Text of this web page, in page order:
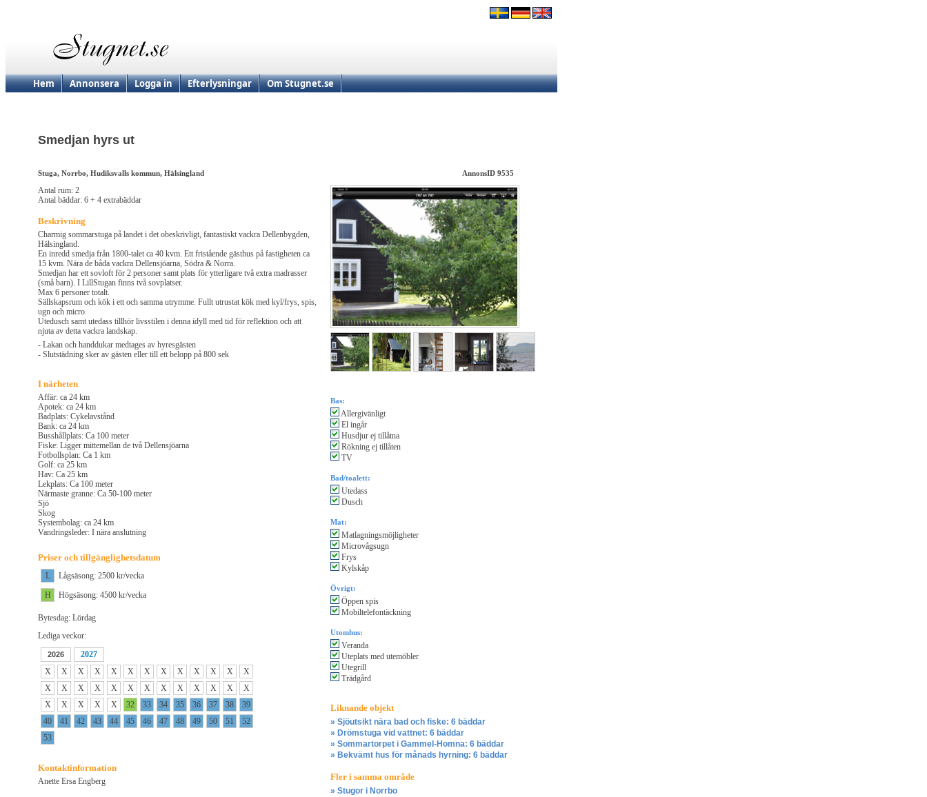
Hem Annonsera Logga in Efterlysningar Om Stugnet.se
Smedjan hyrs ut
Stuga, Norrbo, Hudiksvalls kommun, Hälsingland AnnonsID 9535
Antal rum: 2
Antal bäddar: 6 + 4 extrabäddar
Beskrivning
Charmig sommarstuga på landet i det obeskrivligt, fantastiskt vackra Dellenbygden,
Hälsingland.
En inredd smedja från 1800-talet ca 40 kvm. Ett fristående gästhus på fastigheten ca
15 kvm. Nära de båda vackra Dellensjöarna, Södra & Norra.
Smedjan har ett sovloft för 2 personer samt plats för ytterligare två extra madrasser
(små barn). I LillStugan finns två sovplatser.
Max 6 personer totalt.
Sällskapsrum och kök i ett och samma utrymme. Fullt utrustat kök med kyl/frys, spis,
ugn och micro.
Utedusch samt utedass tillhör livsstilen i denna idyll med tid för reflektion och att
njuta av detta vackra landskap.
- Lakan och handdukar medtages av hyresgästen
- Slutstädning sker av gästen eller till ett belopp på 800 sek
I närheten
Affär: ca 24 km
Apotek: ca 24 km
Badplats: Cykelavstånd
Bank: ca 24 km
Busshållplats: Ca 100 meter
Fiske: Ligger mittemellan de två Dellensjöarna
Fotbollsplan: Ca 1 km
Golf: ca 25 km
Hav: Ca 25 km
Lekplats: Ca 100 meter
Närmaste granne: Ca 50-100 meter
Sjö
Skog
Systembolag: ca 24 km
Vandringsleder: I nära anslutning
Priser och tillgänglighetsdatum
L
Lågsäsong: 2500 kr/vecka
H
Högsäsong: 4500 kr/vecka
Bytesdag: Lördag
Lediga veckor:
2026
2027
X
X X X X X X X X X X X
X
X
X X X X X X X X X X X
X
X
X X X X 32 33 34 35 36 37 38
39
40
41 42 43 44 45 46 47 48 49 50 51
52
53
Kontaktinformation
Anette Ersa Engberg
Bas:
Allergivänligt
El ingår
Husdjur ej tillåtna
Rökning ej tillåten
TV
Bad/toalett:
Utedass
Dusch
Mat:
Matlagningsmöjligheter
Microvågsugn
Frys
Kylskåp
Övrigt:
Öppen spis
Mobiltelefontäckning
Utomhus:
Veranda
Uteplats med utemöbler
Utegrill
Trädgård
Liknande objekt
» Sjöutsikt nära bad och fiske: 6 bäddar
» Drömstuga vid vattnet: 6 bäddar
» Sommartorpet i Gammel-Homna: 6 bäddar
» Bekvämt hus för månads hyrning: 6 bäddar
Fler i samma område
» Stugor i Norrbo